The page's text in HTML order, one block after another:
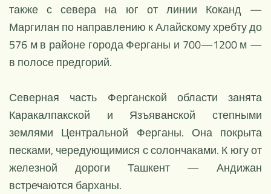
также с севера на юг от линии Коканд —
Маргилан по направлению к Алайскому хребту до
576 м в районе города Ферганы и 700—1200 м —
в полосе предгорий.
Северная часть Ферганской области занята
Каракалпакской и Язъяванской степными
землями Центральной Ферганы. Она покрыта
песками, чередующимися с солончаками. К югу от
железной дороги Ташкент — Андижан
встречаются барханы.